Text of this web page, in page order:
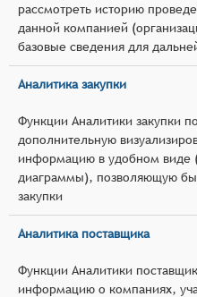
рассмотреть историю
данной компанией
базовые сведения для
Аналитика закупки
Функции Аналитики закупки
дополнительную
информацию в удобном виде
диаграммы), позволяющую
закупки
Аналитика поставщика
Функции Аналитики
информацию о компаниях,